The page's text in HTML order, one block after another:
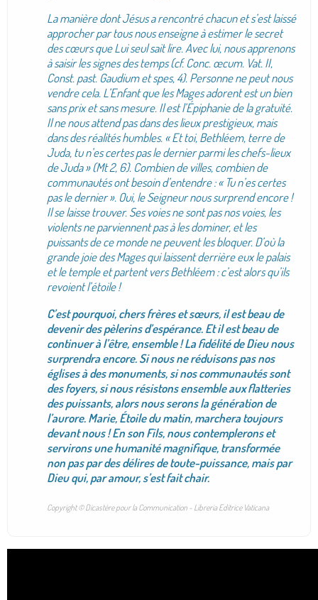
La manière dont Jésus a rencontré chacun et s’est laissé
approcher par tous nous enseigne à estimer le secret
des cœurs que Lui seul sait lire. Avec lui, nous apprenons
à saisir les signes des temps (cf. Conc. œcum. Vat. II,
Const. past. Gaudium et spes, 4). Personne ne peut nous
vendre cela. L’Enfant que les Mages adorent est un bien
sans prix et sans mesure. Il est l’Épiphanie de la gratuité.
Il ne nous attend pas dans des lieux prestigieux, mais
dans des réalités humbles. « Et toi, Bethléem, terre de
Juda, tu n’es certes pas le dernier parmi les chefs-lieux
de Juda » (Mt 2, 6). Combien de villes, combien de
communautés ont besoin d’entendre : « Tu n’es certes
pas le dernier ». Oui, le Seigneur nous surprend encore !
Il se laisse trouver. Ses voies ne sont pas nos voies, les
violents ne parviennent pas à les dominer, et les
puissants de ce monde ne peuvent les bloquer. D’où la
grande joie des Mages qui laissent derrière eux le palais
et le temple et partent vers Bethléem : c’est alors qu’ils
revoient l’étoile !
C’est pourquoi, chers frères et sœurs, il est beau de
devenir des pèlerins d’espérance. Et il est beau de
continuer à l’être, ensemble ! La fidélité de Dieu nous
surprendra encore. Si nous ne réduisons pas nos
églises à des monuments, si nos communautés sont
des foyers, si nous résistons ensemble aux flatteries
des puissants, alors nous serons la génération de
l’aurore. Marie, Étoile du matin, marchera toujours
devant nous ! En son Fils, nous contemplerons et
servirons une humanité magnifique, transformée
non pas par des délires de toute-puissance, mais par
Dieu qui, par amour, s’est fait chair.
Copyright © Dicastère pour la Communication - Libreria Editrice Vaticana